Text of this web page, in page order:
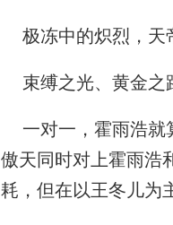
极冻中的炽烈，天
束缚之光、黄金之
一对一，霍雨浩就
傲天同时对上霍雨浩
耗，但在以王冬儿为